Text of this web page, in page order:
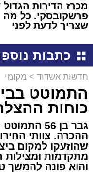
מכרז הדירות
פרשקובסקי. כל מה
שצריך לדעת לפני
באשדוד
כתבות
חדשות אשדוד > מקומי
התמוטט
כוחות
גבר בן 56
ההכרה. צוותי
שהוזעקו למקום
מתקדמות ומצילות
והוא פונה להמשך